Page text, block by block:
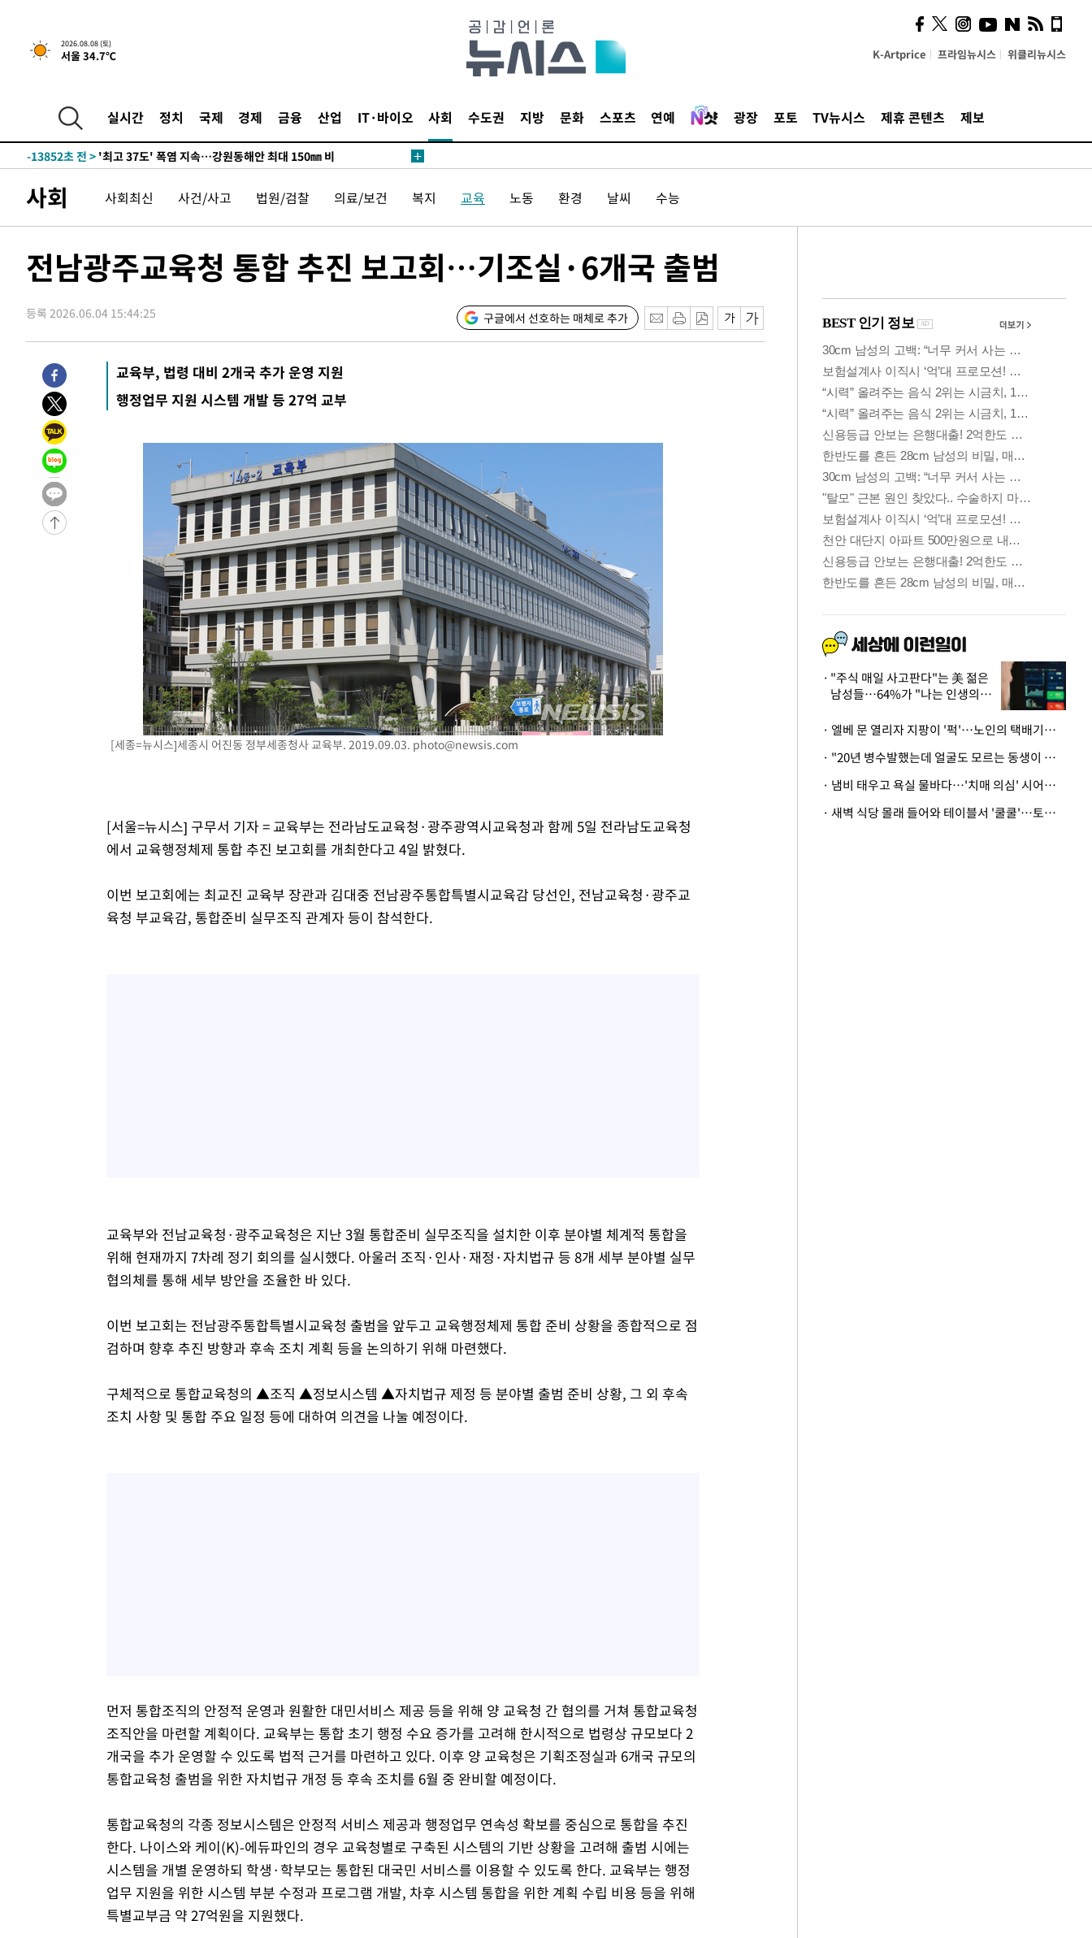
2026.08.08 (토)
서울 34.7℃ K-Artprice 프라임뉴시스 위클리뉴시스
실시간 정치 국제 경제 금융 산업 IT·바이오 사회 수도권 지방 문화 스포츠 연예 광장 포토 TV뉴시스 제휴 콘텐츠 제보
-6998초 전 > [속보]뉴욕증시 상승 마감…S&P 0.6% 나스닥 1.3%↑
주 날씨]
-26714초 전 >
축구협회 "압수수색·성접대 논란 사과…쇄신의 기회로 삼겠다"
-25231초 전 >
송"
-13852초 전 > '최고 37도' 폭염 지속…강원동해안 최대 150㎜ 비
-29716초 전 >
극한폭염 한풀 꺾이지만…'낮 최고 35도' 무더위, 열대야 계속[다음
-26734초 전 >축구협회 "압수수색·성접대 논란 사과…쇄신의 기회로 삼겠다"
송"
-13872초 전 >'최고 37도' 폭염 지속…강원동해안 최대 150㎜ 비
사회 사회최신 사건/사고 법원/검찰 의료/보건 복지 교육 노동 환경 날씨 수능
전남광주교육청 통합 추진 보고회…기조실·6개국 출범
등록 2026.06.04 15:44:25 구글에서 선호하는 매체로 추가
교육부, 법령 대비 2개국 추가 운영 지원
행정업무 지원 시스템 개발 등 27억 교부
[세종=뉴시스]세종시 어진동 정부세종청사 교육부. 2019.09.03. photo@newsis.com
[서울=뉴시스] 구무서 기자 = 교육부는 전라남도교육청·광주광역시교육청과 함께 5일 전라남도교육청
에서 교육행정체제 통합 추진 보고회를 개최한다고 4일 밝혔다.
이번 보고회에는 최교진 교육부 장관과 김대중 전남광주통합특별시교육감 당선인, 전남교육청·광주교
육청 부교육감, 통합준비 실무조직 관계자 등이 참석한다.
교육부와 전남교육청·광주교육청은 지난 3월 통합준비 실무조직을 설치한 이후 분야별 체계적 통합을
위해 현재까지 7차례 정기 회의를 실시했다. 아울러 조직·인사·재정·자치법규 등 8개 세부 분야별 실무
협의체를 통해 세부 방안을 조율한 바 있다.
이번 보고회는 전남광주통합특별시교육청 출범을 앞두고 교육행정체제 통합 준비 상황을 종합적으로 점
검하며 향후 추진 방향과 후속 조치 계획 등을 논의하기 위해 마련했다.
구체적으로 통합교육청의 ▲조직 ▲정보시스템 ▲자치법규 제정 등 분야별 출범 준비 상황, 그 외 후속
조치 사항 및 통합 주요 일정 등에 대하여 의견을 나눌 예정이다.
먼저 통합조직의 안정적 운영과 원활한 대민서비스 제공 등을 위해 양 교육청 간 협의를 거쳐 통합교육청
조직안을 마련할 계획이다. 교육부는 통합 초기 행정 수요 증가를 고려해 한시적으로 법령상 규모보다 2
개국을 추가 운영할 수 있도록 법적 근거를 마련하고 있다. 이후 양 교육청은 기획조정실과 6개국 규모의
통합교육청 출범을 위한 자치법규 개정 등 후속 조치를 6월 중 완비할 예정이다.
통합교육청의 각종 정보시스템은 안정적 서비스 제공과 행정업무 연속성 확보를 중심으로 통합을 추진
한다. 나이스와 케이(K)-에듀파인의 경우 교육청별로 구축된 시스템의 기반 상황을 고려해 출범 시에는
시스템을 개별 운영하되 학생·학부모는 통합된 대국민 서비스를 이용할 수 있도록 한다. 교육부는 행정
업무 지원을 위한 시스템 부분 수정과 프로그램 개발, 차후 시스템 통합을 위한 계획 수립 비용 등을 위해
특별교부금 약 27억원을 지원했다.
시, 스마트폰 액세서리에
NFC 더했다
"주식 매일 사고판다"는 美 젊은
남성들…64%가 "나는 인생의
· 엘베 문 열리자 지팡이 '퍽'…노인의 택배기사 폭행 이유
· "20년 병수발했는데 얼굴도 모르는 동생이 유산 절반을"…배다른 형제 상속권 있을까
· 냄비 태우고 욕실 물바다…'치매 의심' 시어머니 검사 권유했다가 '날벼락'
· 새벽 식당 몰래 들어와 테이블서 '쿨쿨'…토사물 남기고 사라진 남성